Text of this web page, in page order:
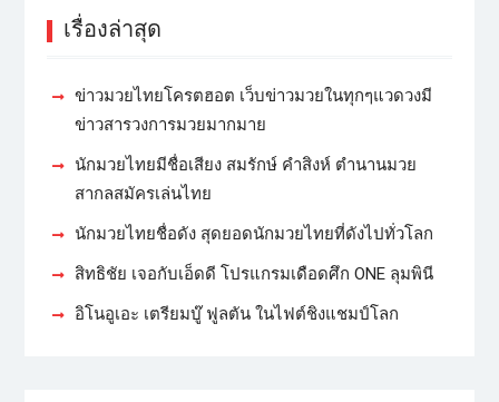
เรื่องล่าสุด
ข่าวมวยไทยโครตฮอต เว็บข่าวมวยในทุกๆแวดวงมี
ข่าวสารวงการมวยมากมาย
นักมวยไทยมีชื่อเสียง สมรักษ์ คำสิงห์ ตำนานมวย
สากลสมัครเล่นไทย
นักมวยไทยชื่อดัง สุดยอดนักมวยไทยที่ดังไปทั่วโลก
สิทธิชัย เจอกับเอ็ดดี โปรแกรมเดือดศึก ONE ลุมพินี
อิโนอูเอะ เตรียมบู๊ ฟูลตัน ในไฟต์ชิงแชมป์โลก